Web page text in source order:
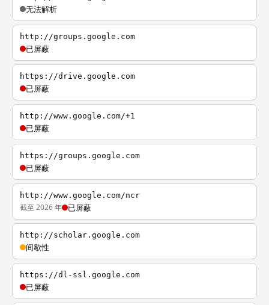
无法解析
http://groups.google.com
已屏蔽
https://drive.google.com
已屏蔽
http://www.google.com/+1
已屏蔽
https://groups.google.com
已屏蔽
http://www.google.com/ncr
截至 2026 年 已屏蔽
http://scholar.google.com
间歇性
https://dl-ssl.google.com
已屏蔽